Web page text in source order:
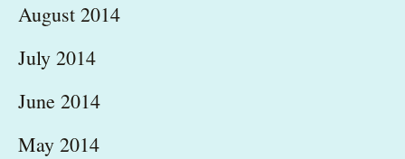
August 2014
July 2014
June 2014
May 2014